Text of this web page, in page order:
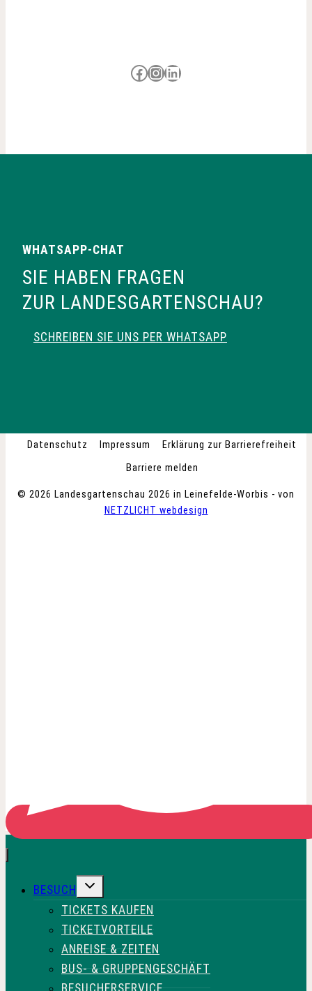
Besuche uns auf Facebook
Besuche uns auf Instagram
LinkedIn
WHATSAPP-CHAT
SIE HABEN FRAGEN
ZUR LANDESGARTENSCHAU?
SCHREIBEN SIE UNS PER WHATSAPP
© 2026 Landesgartenschau 2026 in Leinefelde-Worbis - von
NETZLICHT webdesign
Datenschutz Impressum
Erklärung zur Barrierefreiheit
Barriere melden
BESUCH
UNTERMENÜ
TICKETS KAUFEN
TICKETVORTEILE
ANREISE & ZEITEN
BUS- & GRUPPENGESCHÄFT
BESUCHERSERVICE